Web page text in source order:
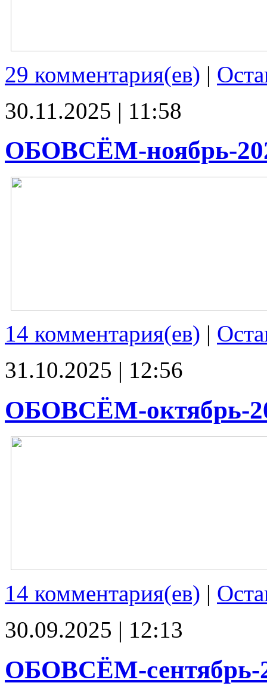
29 комментария(ев) |
30.11.2025 | 11:58
ОБОВСЁМ-ноябрь-
14 комментария(ев) |
31.10.2025 | 12:56
ОБОВСЁМ-октябрь-
14 комментария(ев) |
30.09.2025 | 12:13
ОБОВСЁМ-сентябрь-